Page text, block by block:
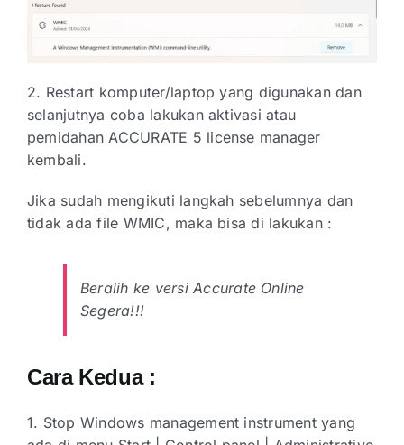
2. Restart komputer/laptop yang digunakan dan
selanjutnya coba lakukan aktivasi atau
pemidahan ACCURATE 5 license manager
kembali.
Jika sudah mengikuti langkah sebelumnya dan
tidak ada file WMIC, maka bisa di lakukan :
Beralih ke versi Accurate Online
Segera!!!
Cara Kedua :
1. Stop Windows management instrument yang